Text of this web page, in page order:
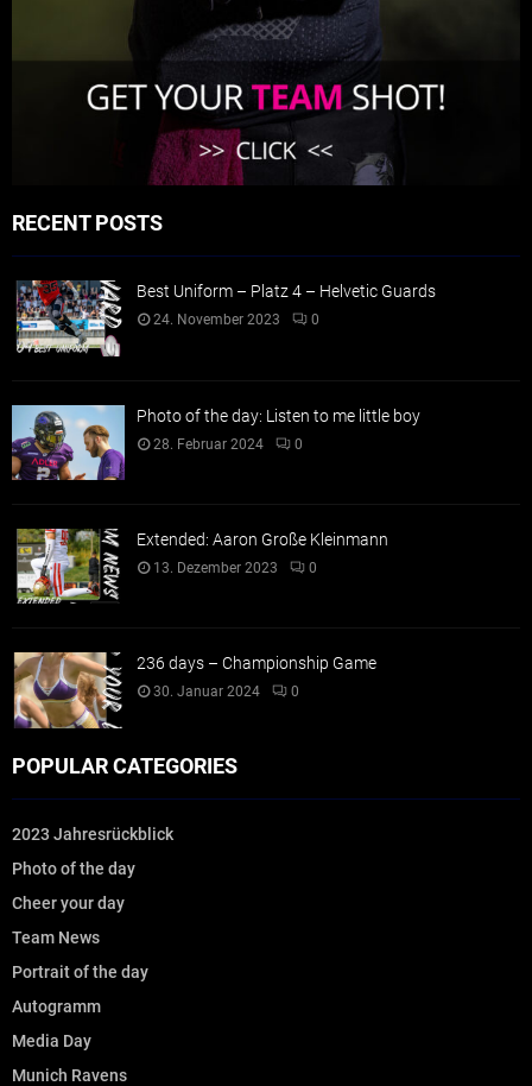
RECENT POSTS
Best Uniform – Platz 4 – Helvetic Guards
24. November 2023 0
Photo of the day: Listen to me little boy
28. Februar 2024 0
Extended: Aaron Große Kleinmann
13. Dezember 2023 0
236 days – Championship Game
30. Januar 2024 0
POPULAR CATEGORIES
2023 Jahresrückblick
Photo of the day
Cheer your day
Team News
Portrait of the day
Autogramm
Media Day
Munich Ravens